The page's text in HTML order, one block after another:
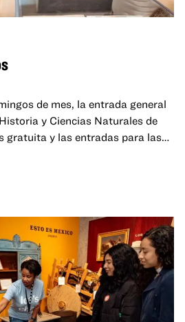
de mes, la entrada general
y Ciencias Naturales de
gratuita y las entradas para las
$.